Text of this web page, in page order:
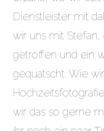
Dienstleister mit
wir uns mit
getroffen und ein
gequatscht. Wie
wir das so gerne